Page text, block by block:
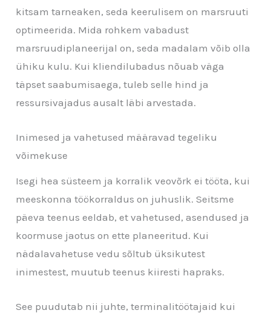
kitsam tarneaken, seda keerulisem on marsruuti
optimeerida. Mida rohkem vabadust
marsruudiplaneerijal on, seda madalam võib olla
ühiku kulu. Kui kliendilubadus nõuab väga
täpset saabumisaega, tuleb selle hind ja
ressursivajadus ausalt läbi arvestada.
Inimesed ja vahetused määravad tegeliku
võimekuse
Isegi hea süsteem ja korralik veovõrk ei tööta, kui
meeskonna töökorraldus on juhuslik. Seitsme
päeva teenus eeldab, et vahetused, asendused ja
koormuse jaotus on ette planeeritud. Kui
nädalavahetuse vedu sõltub üksikutest
inimestest, muutub teenus kiiresti hapraks.
See puudutab nii juhte, terminalitöötajaid kui